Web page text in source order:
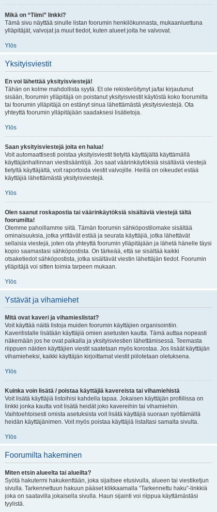
Mikä on “Tiimi” linkki?
Tämä sivu näyttää sinulle listan foorumin henkilökunnasta, mukaanluettuna
ylläpitäjät, valvojat ja muut tiedot, kuten alueet joita he valvovat.
Ylös
Yksityisviestit
En voi lähettää yksityisviestejä!
Tähän on kolme mahdollista syytä. Et ole rekisteröitynyt ja/tai kirjautunut
sisään, foorumin ylläpitäjä on poistanut yksityisviestit käytöstä koko foorumilta
tai foorumin ylläpitäjä on estänyt sinua lähettämästä yksityisviestejä. Ota
yhteyttä foorumin ylläpitäjään saadaksesi lisätietoja.
Ylös
Saan yksityisviestejä joita en halua!
Voit automaattisesti poistaa yksityisviestit tietyltä käyttäjältä käyttämällä
käyttäjänhallinnan viestisääntöjä. Jos saat väärinkäytöksiä sisältäviä viestejä
tietyltä käyttäjältä, voit raportoida viestit valvojille. Heillä on oikeudet estää
käyttäjiä lähettämästä yksityisviestejä.
Ylös
Olen saanut roskapostia tai väärinkäytöksiä sisältäviä viestejä tältä
foorumilta!
Olemme pahoillamme siitä. Tämän foorumin sähköpostilomake sisältää
ominaisuuksia, jotka yrittävät estää ja seurata käyttäjiä, jotka lähettävät
sellaisia viestejä, joten ota yhteyttä foorumin ylläpitäjään ja lähetä hänelle täysi
kopio saamastasi sähköpostista. On tärkeää, että se sisältää kaikki
otsaketiedot sähköpostista, jotka sisältävät viestin lähettäjän tiedot. Foorumin
ylläpitäjä voi sitten toimia tarpeen mukaan.
Ylös
Ystävät ja vihamiehet
Mitä ovat kaveri ja vihamieslistat?
Voit käyttää näitä listoja muiden foorumin käyttäjien organisointiin.
Kaverilistalle lisätään käyttäjiä omien asetusten kautta. Tämä auttaa nopeasti
näkemään jos he ovat paikalla ja yksityisviestien lähettämisessä. Teemasta
riippuen näiden käyttäjien viestit saatetaan myös korostaa. Jos lisäät käyttäjän
vihamieheksi, kaikki käyttäjän kirjoittamat viestit piilotetaan oletuksena.
Ylös
Kuinka voin lisätä / poistaa käyttäjiä kavereista tai vihamiehistä
Voit lisätä käyttäjiä listoihisi kahdella tapaa. Jokaisen käyttäjän profiilissa on
linkki jonka kautta voit lisätä heidät joko kavereihin tai vihamiehiin.
Vaihtoehtoisesti omista asetuksista voit lisätä käyttäjiä suoraan syöttämällä
heidän käyttäjänimen. Voit myös poistaa käyttäjiä listaltasi samalta sivulta.
Ylös
Foorumilta hakeminen
Miten etsin alueelta tai alueilta?
Syötä hakutermi hakukenttään, joka sijaitsee etusivulla, alueen tai viestiketjun
sivulla. Tarkennettuun hakuun pääset klikkaamalla “Tarkennettu haku”-linkkiä
joka on saatavilla jokaisella sivulla. Haun sijainti voi riippua käyttämästäsi
tyylistä.